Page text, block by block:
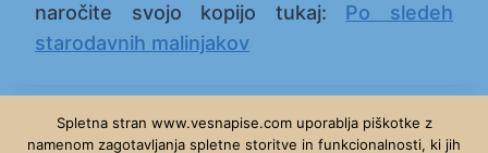
naročite svojo kopijo tukaj: Po sledeh
starodavnih malinjakov
Spletna stran www.vesnapise.com uporablja piškotke z
namenom zagotavljanja spletne storitve in funkcionalnosti, ki jih